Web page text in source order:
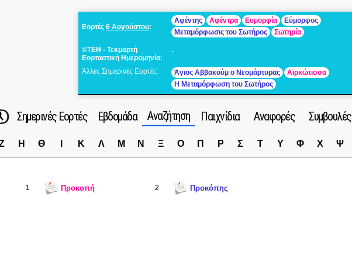
Εορτές 6 Αυγούστου:
Αφέντης Αφέντρα Ευμορφία
Εύμορφος
Μεταμόρφωσις του Σωτήρος
Σωτηρία
©ΤΕΗ - Τεκμαρτή
Εορταστική Ημερομηνία:
-
Άλλες Σημερινές Εορτές: Άγιος Αββακούμ ο Νεομάρτυρας
Αϊρκώτισσα
Η Μεταμόρφωση του Σωτήρος
Σημερινές Εορτές Εβδομάδα Αναζήτηση Παιχνίδια Αναφορές Συμβουλές
Η Θ Κ Λ Μ Ν Ξ Ο Π Ρ Σ Τ Υ Φ Χ Ψ
1 Προκοπή 2 Προκόπης